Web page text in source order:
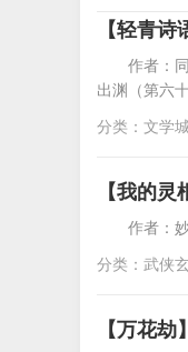
【轻青
作者：
出渊（第六
分类： 文学城
【我的
作者
分类： 武侠
【万花劫